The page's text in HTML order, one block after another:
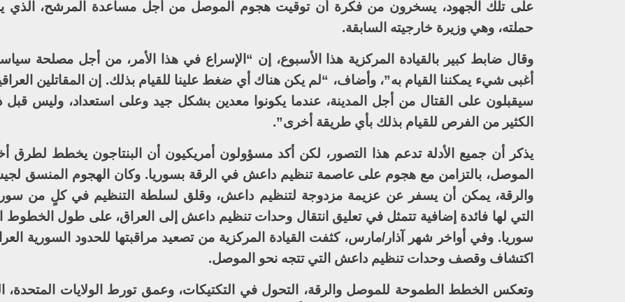
على تلك الجهود، يسخرون من فكرة أن توقيت هجوم الموصل من أجل مساعدة المرشح، الذي
حملته، وهي وزيرة خارجيته السابقة.
وقال ضابط كبير بالقيادة المركزية هذا الأسبوع، إن “الإسراع في هذا الأمر، من أجل مصلحة
أغبى شيء يمكننا القيام به”، وأضاف، “لم يكن هناك أي ضغط علينا للقيام بذلك. إن المقاتلين
سيقبلون على القتال من أجل المدينة، عندما يكونوا معدين بشكل جيد وعلى استعداد، وليس قبل
الكثير من الفرص للقيام بذلك بأي طريقة أخرى”.
يذكر أن جميع الأدلة تدعم هذا التصور، لكن أكد مسؤولون أمريكيون أن البنتاجون يخطط لطرق
الموصل، بالتزامن مع هجوم على عاصمة تنظيم داعش في الرقة بسوريا. وكان الهجوم المنسق
والرقة، يمكن أن يسفر عن عزيمة مزدوجة لتنظيم داعش، وقلق لسلطة التنظيم في كلٍ من
التي لها فائدة إضافية تتمثل في تعليق انتقال وحدات تنظيم داعش إلى العراق، على طول الخطوط
سوريا. وفي أواخر شهر آذار/مارس، كثفت القيادة المركزية من تصعيد مراقبتها للحدود السورية
اكتشاف وقصف وحدات تنظيم داعش التي تتجه نحو الموصل.
وتعكس الخطط الطموحة للموصل والرقة، التحول في التكتيكات، وعمق تورط الولايات المتحدة،